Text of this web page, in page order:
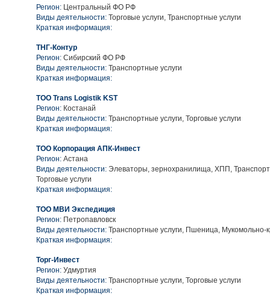
Регион: Центральный ФО РФ
Виды деятельности: Торговые услуги, Транспортные услуги
Краткая информация:
ТНГ-Контур
Регион: Сибирский ФО РФ
Виды деятельности: Транспортные услуги
Краткая информация:
ТОО Trans Logistik KST
Регион: Костанай
Виды деятельности: Транспортные услуги, Торговые услуги
Краткая информация:
ТОО Корпорация АПК-Инвест
Регион: Астана
Виды деятельности: Элеваторы, зернохранилища, ХПП,
Торговые услуги
Краткая информация:
ТОО МВИ Экспедиция
Регион: Петропавловск
Виды деятельности: Транспортные услуги, Пшеница, Мукомольно-
Краткая информация:
Торг-Инвест
Регион: Удмуртия
Виды деятельности: Транспортные услуги, Торговые услуги
Краткая информация: